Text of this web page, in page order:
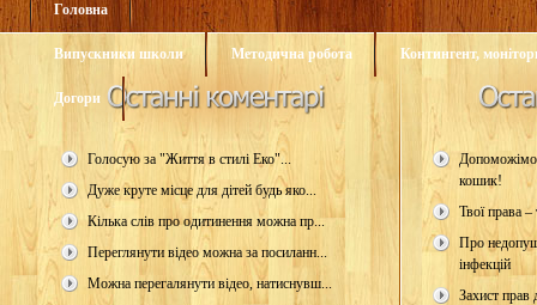
Головна
Випускники школи Методична робота Контингент,
Догори
Голосую за "Життя в стилі Еко"...
Дуже круте місце для дітей будь яко...
Кілька слів про одитинення можна пр...
Переглянути відео можна за посиланн...
Можна перегалянути відео, натиснувш...
Допоможімо
кошик!
Твої права –
Про
інфекцій
Захист прав